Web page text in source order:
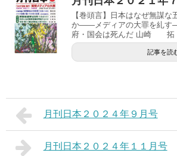
【巻頭言】日本はなぜ無謀
か――メディアの大罪を糺
府・国会は死んだ 山崎 拓
記事を読
月刊日本２０２４年９月号
月刊日本２０２４年１１月号